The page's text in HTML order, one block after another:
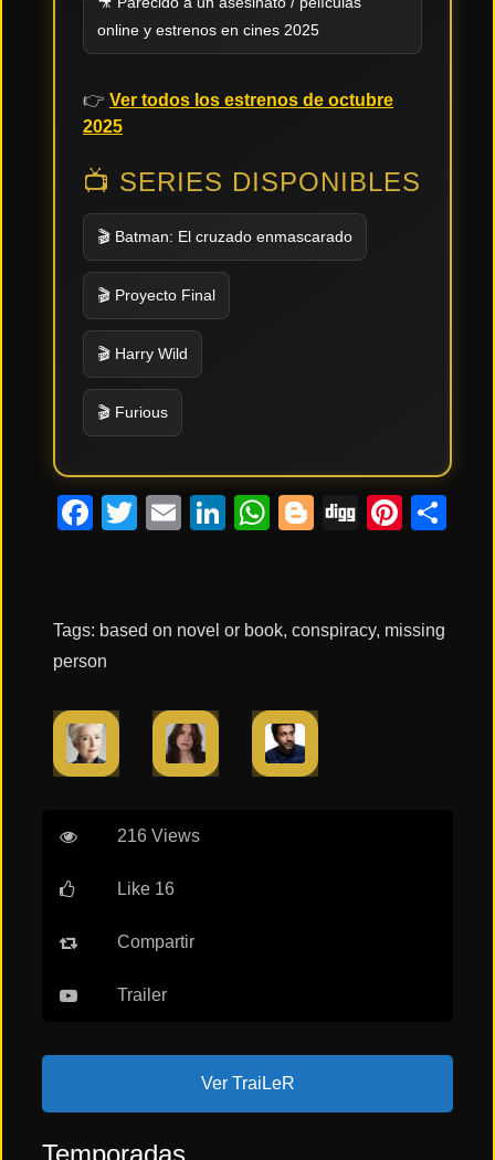
online y estrenos en cines 2025
👉 Ver todos los estrenos de octubre
2025
📺 SERIES DISPONIBLES
🎬 Batman: El cruzado enmascarado
🎬 Proyecto Final
🎬 Harry Wild
🎬 Furious
Facebook
Twitter
EmailLinkedIn
WhatsApp
Blogger
Digg
Tags: based on novel or book, conspiracy, missing
person
216 Views
Like 16
Compartir
Trailer
Ver TraiLeR
Temporadas